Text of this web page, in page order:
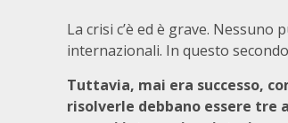
La crisi c’è ed è grave.
internazionali. In questo
Tuttavia, mai era successo,
risolverle debbano essere tre